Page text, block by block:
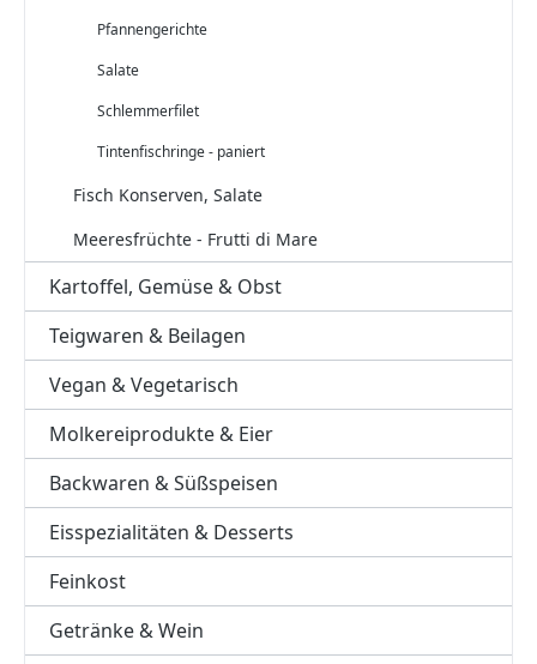
Pfannengerichte
Salate
Schlemmerfilet
Tintenfischringe - paniert
Fisch Konserven, Salate
Meeresfrüchte - Frutti di Mare
Kartoffel, Gemüse & Obst
Teigwaren & Beilagen
Vegan & Vegetarisch
Molkereiprodukte & Eier
Backwaren & Süßspeisen
Eisspezialitäten & Desserts
Feinkost
Getränke & Wein